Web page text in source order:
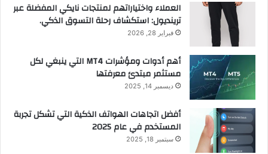
العملاء واختياراتهم لمنتجات نايكي المفضلة عبر
ترينديول: استكشاف رحلة التسوق الذكي.
فبراير 28, 2026
أهم أدوات ومؤشرات MT4 التي ينبغي لكل
مستثمر مبتدئ معرفتها
ديسمبر 14, 2025
أفضل اتجاهات الهواتف الذكية التي تشكل تجربة
المستخدم في عام 2025
سبتمبر 18, 2025